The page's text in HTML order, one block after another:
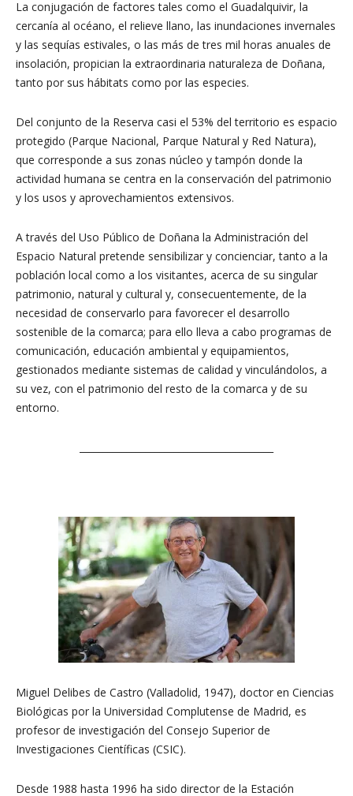
La conjugación de factores tales como el Guadalquivir, la
cercanía al océano, el relieve llano, las inundaciones invernales
y las sequías estivales, o las más de tres mil horas anuales de
insolación, propician la extraordinaria naturaleza de Doñana,
tanto por sus hábitats como por las especies.
Del conjunto de la Reserva casi el 53% del territorio es espacio
protegido (Parque Nacional, Parque Natural y Red Natura),
que corresponde a sus zonas núcleo y tampón donde la
actividad humana se centra en la conservación del patrimonio
y los usos y aprovechamientos extensivos.
A través del Uso Público de Doñana la Administración del
Espacio Natural pretende sensibilizar y concienciar, tanto a la
población local como a los visitantes, acerca de su singular
patrimonio, natural y cultural y, consecuentemente, de la
necesidad de conservarlo para favorecer el desarrollo
sostenible de la comarca; para ello lleva a cabo programas de
comunicación, educación ambiental y equipamientos,
gestionados mediante sistemas de calidad y vinculándolos, a
su vez, con el patrimonio del resto de la comarca y de su
entorno.
Miguel Delibes de Castro (Valladolid, 1947), doctor en Ciencias
Biológicas por la Universidad Complutense de Madrid, es
profesor de investigación del Consejo Superior de
Investigaciones Científicas (CSIC).
Desde 1988 hasta 1996 ha sido director de la Estación